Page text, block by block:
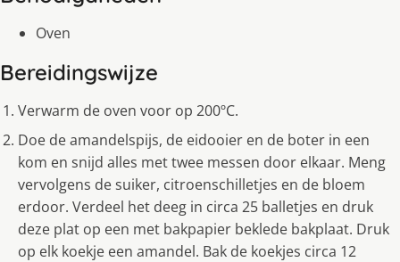
Oven
Bereidingswijze
Verwarm de oven voor op 200ºC.
Doe de amandelspijs, de eidooier en de boter in een
kom en snijd alles met twee messen door elkaar. Meng
vervolgens de suiker, citroenschilletjes en de bloem
erdoor. Verdeel het deeg in circa 25 balletjes en druk
deze plat op een met bakpapier beklede bakplaat. Druk
op elk koekje een amandel. Bak de koekjes circa 12